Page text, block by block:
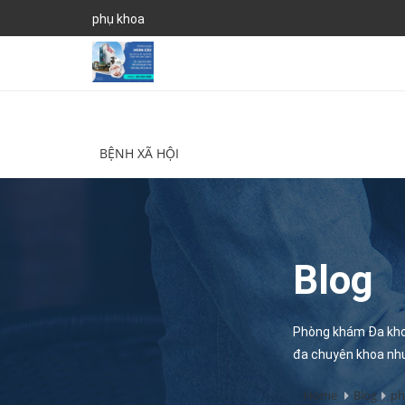
phụ khoa
BỆNH XÃ HỘI
Blog
Phòng khám Đa
đa chuyên khoa
Home Blog